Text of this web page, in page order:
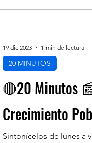
🔴20 Minutos
Crecimiento
Sintonícelos de lunes a
20 MINUTOS
19 dic 2023 1 min de lectura